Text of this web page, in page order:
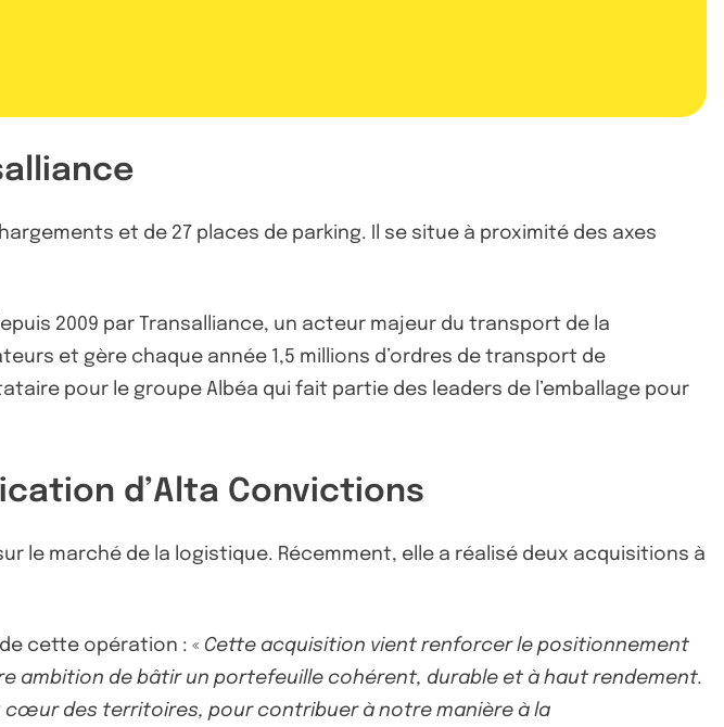
et de 27 places de parking. Il se situe à proximité des axes
2009 par Transalliance, un acteur majeur du transport de la
et gère chaque année 1,5 millions d’ordres de transport de
pour le groupe Albéa qui fait partie des leaders de l’emballage pour
d’Alta Convictions
le marché de la logistique. Récemment, elle a réalisé deux acquisitions à
cette opération : « Cette acquisition vient renforcer le positionnement
ambition de bâtir un portefeuille cohérent, durable et à haut rendement.
des territoires, pour contribuer à notre manière à la